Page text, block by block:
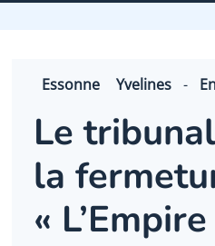
Essonne Yvelines -
Le
la
«